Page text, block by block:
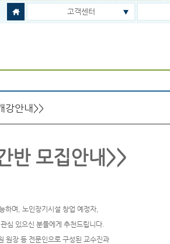
고객센터
강안내>>
반 모집안내>>
하며, 노인장기시설 창업 예정자,
심 있으신 분들에게 추천드립니다.
원장 등 전문인으로 구성된 교수진과